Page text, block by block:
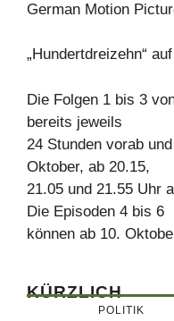
German Motion
„Hundertdreizehn“
Die Folgen 1 bis 3
bereits jeweils
24 Stunden vorab
Oktober, ab 20.15,
21.05 und 21.55 Uhr
Die Episoden 4 bis 6
können ab 10.
KÜRZLICH
POLITIK